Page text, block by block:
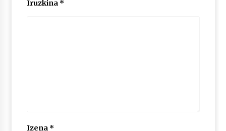
Iruzkina *
Izena *